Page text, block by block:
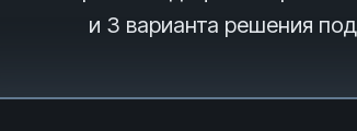
и 3 варианта решения